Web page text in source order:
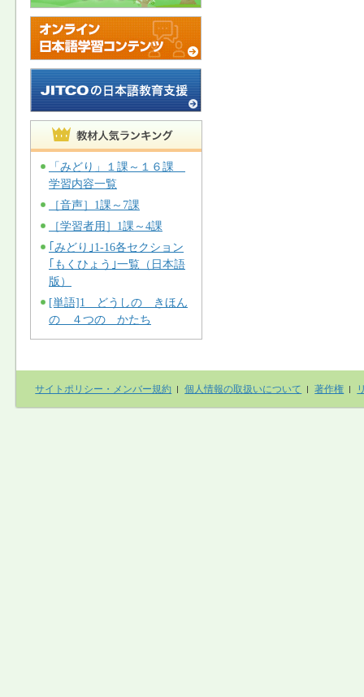
「みどり」１課～１６課
学習内容一覧
［音声］1課～7課
［学習者用］1課～4課
｢みどり｣1-16各セクション
｢もくひょう｣一覧（日本語
版）
[単語]1 どうしの きほん
の ４つの かたち
サイトポリシー・メンバー規約 個人情報の取扱いについて 著作権